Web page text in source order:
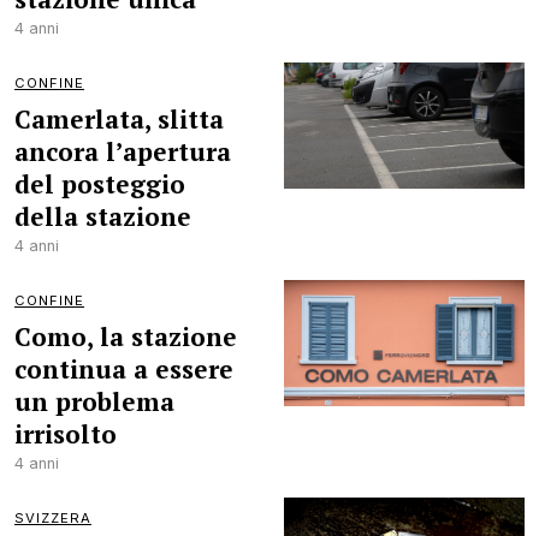
4 anni
CONFINE
Camerlata, slitta
ancora l’apertura
del posteggio
della stazione
4 anni
CONFINE
Como, la stazione
continua a essere
un problema
irrisolto
4 anni
SVIZZERA